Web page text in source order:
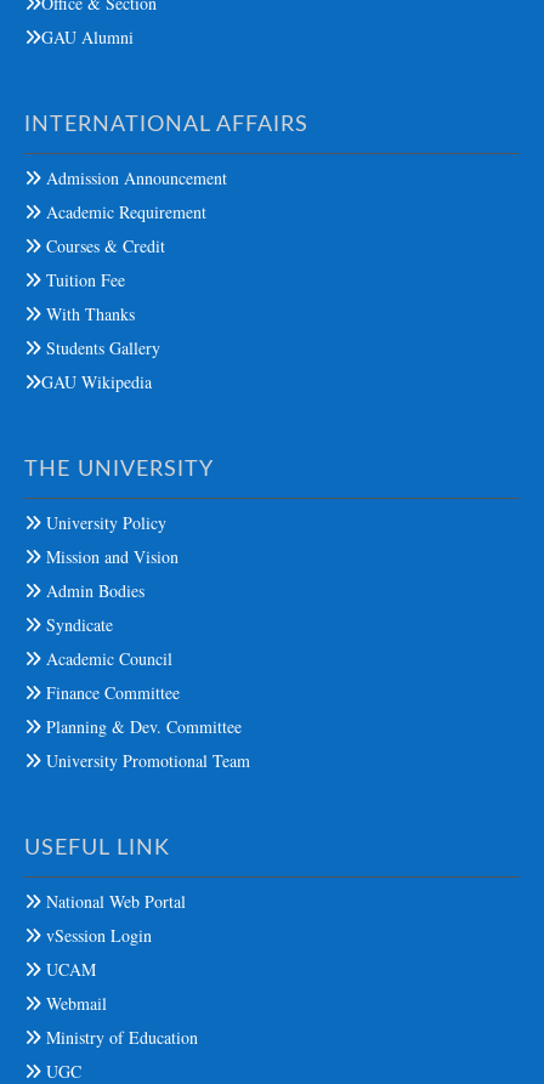
GAU Alumni
INTERNATIONAL AFFAIRS
Admission Announcement
Academic Requirement
Courses & Credit
Tuition Fee
With Thanks
Students Gallery
GAU Wikipedia
THE UNIVERSITY
University Policy
Mission and Vision
Admin Bodies
Syndicate
Academic Council
Finance Committee
Planning & Dev. Committee
University Promotional Team
USEFUL LINK
National Web Portal
vSession Login
UCAM
Webmail
Ministry of Education
UGC